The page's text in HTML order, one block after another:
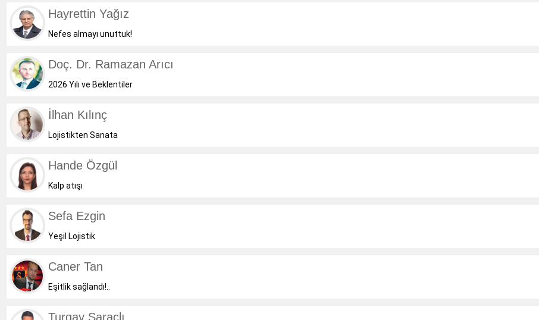
Hayrettin Yağız
Nefes almayı unuttuk!
Doç. Dr. Ramazan Arıcı
2026 Yılı ve Beklentiler
İlhan Kılınç
Lojistikten Sanata
Hande Özgül
Kalp atışı
Sefa Ezgin
Yeşil Lojistik
Caner Tan
Eşitlik sağlandı!..
Turgay Saraçlı